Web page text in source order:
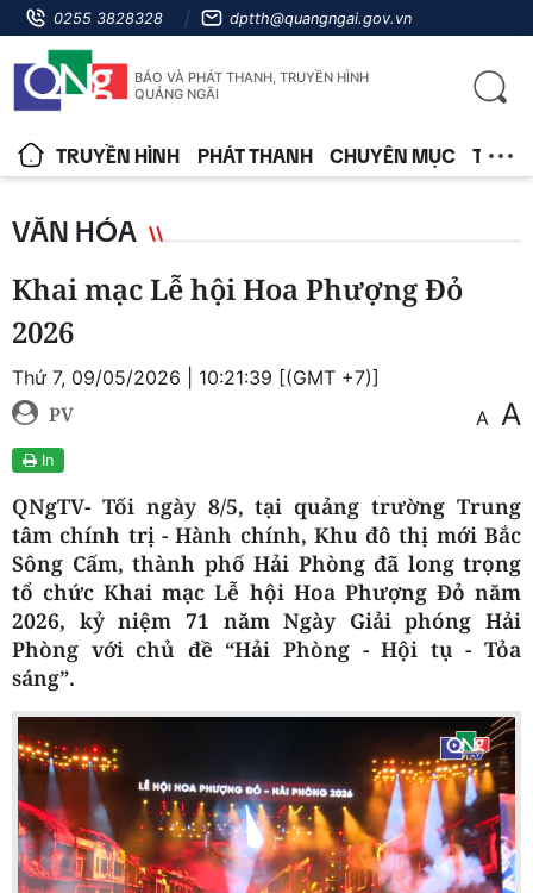
0255 3828328 dptth@quangngai.gov.vn
BÁO VÀ PHÁT THANH, TRUYỀN HÌNH
QUẢNG NGÃI
TRUYỀN HÌNH PHÁT THANH CHUYÊN MỤC TIN
VĂN HÓA
Khai mạc Lễ hội Hoa Phượng Đỏ
2026
Thứ 7, 09/05/2026 | 10:21:39 [(GMT +7)]
PV A A
In
QNgTV- Tối ngày 8/5, tại quảng trường Trung
tâm chính trị - Hành chính, Khu đô thị mới Bắc
Sông Cấm, thành phố Hải Phòng đã long trọng
tổ chức Khai mạc Lễ hội Hoa Phượng Đỏ năm
2026, kỷ niệm 71 năm Ngày Giải phóng Hải
Phòng với chủ đề “Hải Phòng - Hội tụ - Tỏa
sáng”.